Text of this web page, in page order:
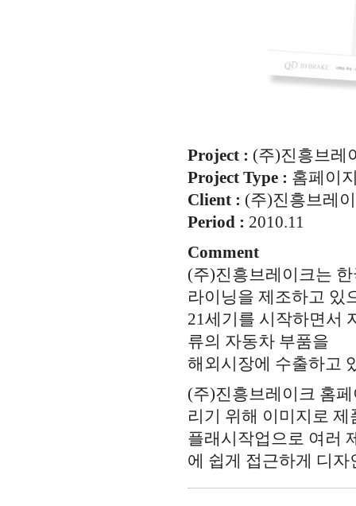
Project : (주)진흥브레
Project Type : 홈페이
Client : (주)진흥브레
Period : 2010.11
Comment
(주)진흥브레이크는
라이닝을 제조하고 있
21세기를 시작하면서
류의 자동차 부품을
해외시장에 수출하고
(주)진흥브레이크 홈
리기 위해 이미지로
플래시작업으로 여러
에 쉽게 접근하게 디자